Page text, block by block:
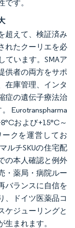
す。
超えて、検証済み
れたクーリエを必
ています。SMAア
供者の両方をサポ
在庫管理、インタ
症の遺伝子療法治
Eurotranspharma
および+15°C～
クを運営してお
ルチSKUの住宅配
の本人確認と例外
・薬局・病院ルー
バランスに自信を
、ドイツ医薬品コ
ケジューリングと
まれます。